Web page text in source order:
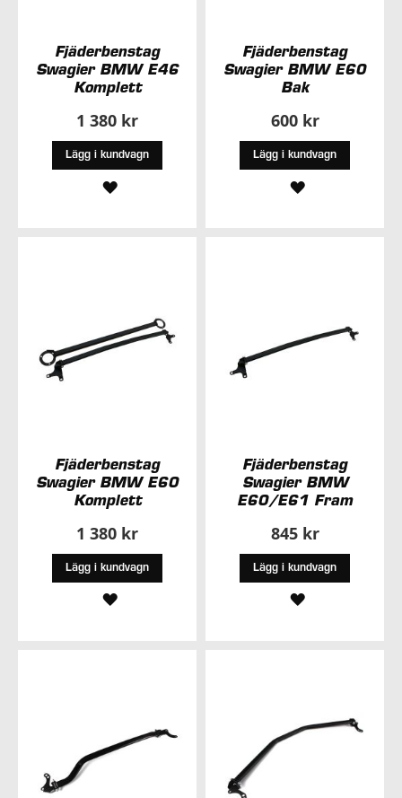
Fjäderbenstag
Swagier BMW E46
Komplett
1 380 kr
Lägg i kundvagn
LÄGG
Fjäderbenstag
Swagier BMW E60
Bak
600 kr
Lägg i kundvagn
LÄGG
Fjäderbenstag
Swagier BMW E60
Komplett
1 380 kr
Lägg i kundvagn
LÄGG
Fjäderbenstag
Swagier BMW
E60/E61 Fram
845 kr
Lägg i kundvagn
LÄGG